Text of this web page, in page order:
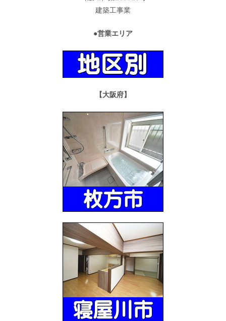
建築工事業
●営業エリア
【大阪府】